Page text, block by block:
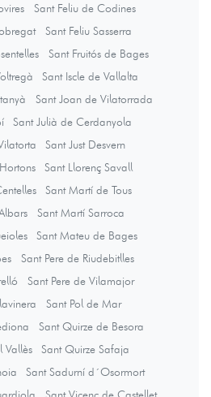
Sant Feliu de Codines
Sant Feliu Sasserra
Sant Fruitós de Bages
Sant Iscle de Vallalta
Sant Joan de Vilatorrada
Sant Julià de Cerdanyola
Sant Just Desvern
Sant Llorenç Savall
Sant Martí de Tous
Sant Martí Sarroca
Sant Mateu de Bages
Sant Pere de Riudebitlles
Sant Pere de Vilamajor
Sant Pol de Mar
Sant Quirze de Besora
Vallès
Sant Quirze Safaja
Sant Sadurní d´Osormort